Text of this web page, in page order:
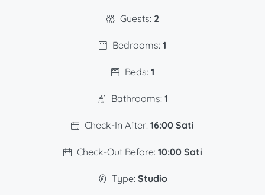
Guests: 2
Bedrooms: 1
Beds: 1
Bathrooms: 1
Check-In After: 16:00 Sati
Check-Out Before: 10:00 Sati
Type: Studio